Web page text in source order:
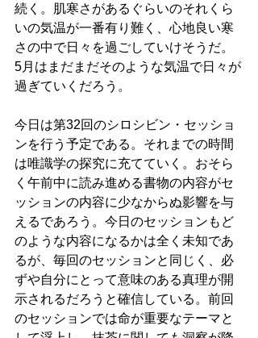
続く。肌寒さがあるぐらいのそれくら
いの気温が一番有り難く、心地良い寒
さの中で日々を過ごしていけそうだ。
5月はまだまだそのような気温で日々が
過ぎていくだろう。
今日は第32回のシロシビン・セッショ
ンを行う予定である。それまでの時間
は唯識学の探究に充てていく。おそら
く午前中に読み進める書物の内容がセ
ッションの内容に少なからぬ影響を与
えるであろう。今日のセッションもど
のような内容になるかは全く未知であ
るが、毎回のセッションと同じく、必
ずや自分にとって意味のある真理が開
示されるだろうと確信している。前回
のセッションでは命が重要なテーマと